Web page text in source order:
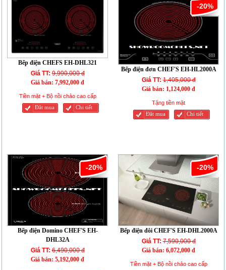
Bếp điện CHEFS EH-DHL321
Giá TT: 9,990,000 đ
Giá bán: 7,992,000 đ
Tiền mặt + Bộ nồi chảo cao cấp
Đăt mua Chi tiết
-20%
Bếp điện đơn CHEF'S EH-HL2000A
Giá TT: 1,405,000 đ
Giá bán: 1,124,000 đ
Tặng tiền mặt
Đăt mua Chi tiết
-20%
Bếp điện Domino CHEF'S EH-
DHL32A
Giá TT: 6,490,000 đ
Giá bán: 5,192,000 đ
-20%
Bếp điện đôi CHEF'S EH-DHL2000A
Giá TT: 7,590,000 đ
Giá bán: 6,072,000 đ
Tiền mặt + Bộ nồi chảo cao cấp